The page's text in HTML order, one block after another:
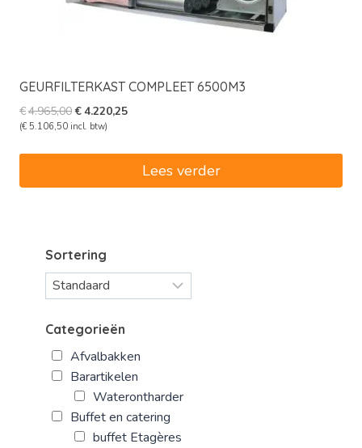
GEURFILTERKAST COMPLEET 6500M3
€4.965,00Oorspronkelijke
prijs
€4.220,25Huidige
(€ 5.106,50 incl. btw)
Lees verder
Sortering
Categorieën
Afvalbakken
Barartikelen
Waterontharder
Buffet en catering
buffet Etagères